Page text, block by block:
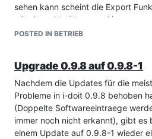
sehen kann scheint die Export
mit einem Hochkomma: ' im namen
klar zu kommen. Der select Befehl
Statement</dump.sql>
POSTED IN BETRIEB
Upgrade 0.9.8 auf 0.9.8-1
Nachdem die Updates für die
Probleme in i-doit 0.9.8 behoben
(Doppelte Softwareeintraege
immer noch nicht erkannt), gibt es
einem Update auf 0.9.8-1 wieder